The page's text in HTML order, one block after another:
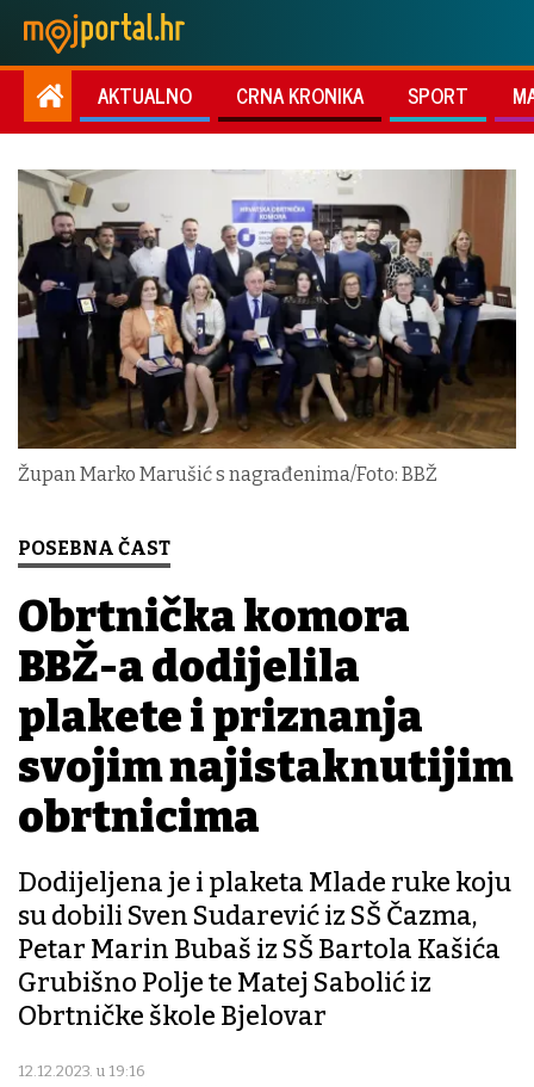
AKTUALNO CRNA KRONIKA SPORT
Župan Marko Marušić s nagrađenima/Foto: BBŽ
POSEBNA ČAST
Obrtnička komora
BBŽ-a dodijelila
plakete i priznanja
svojim najistaknutijim
obrtnicima
Dodijeljena je i plaketa Mlade ruke koju
su dobili Sven Sudarević iz SŠ Čazma,
Petar Marin Bubaš iz SŠ Bartola Kašića
Grubišno Polje te Matej Sabolić iz
Obrtničke škole Bjelovar
12.12.2023. u 19:16